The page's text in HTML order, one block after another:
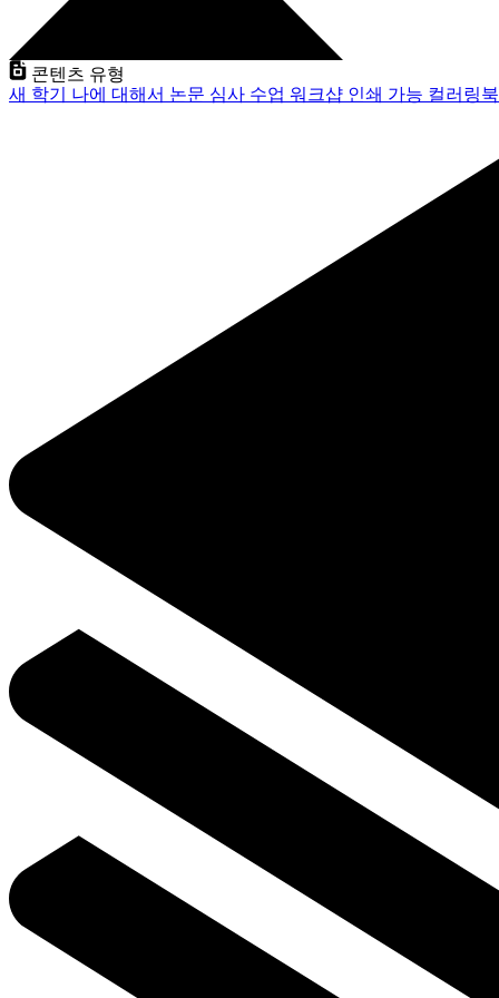
콘텐츠 유형
새 학기 나에 대해서 논문 심사 수업 워크샵 인쇄 가능 컬러링북